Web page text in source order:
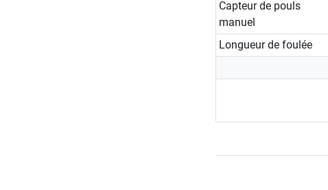
Capteur de pouls
manuel
Longueur de foulée